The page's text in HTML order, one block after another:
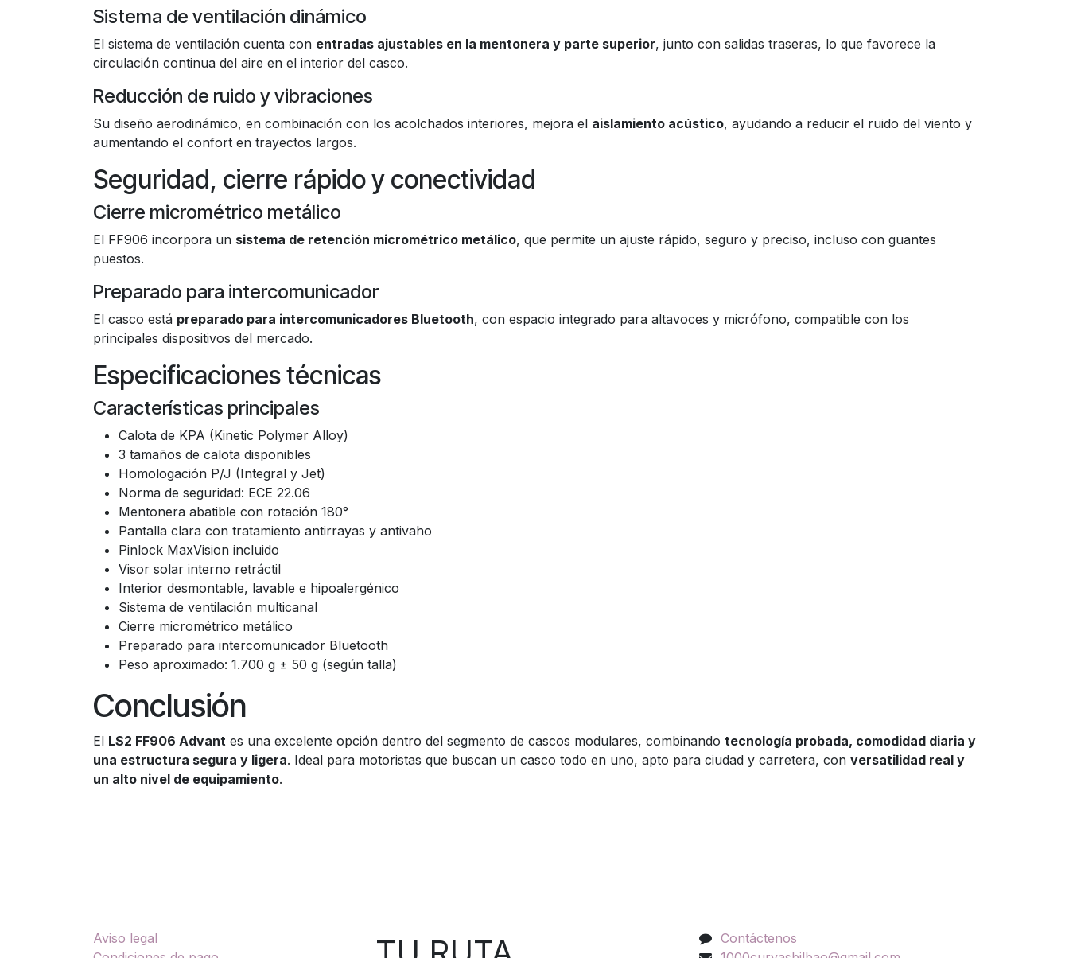
Sistema de ventilación dinámico
El sistema de ventilación cuenta con entradas ajustables en la mentonera y parte superior, junto con salidas traseras, lo que favorece la
circulación continua del aire en el interior del casco.
Reducción de ruido y vibraciones
Su diseño aerodinámico, en combinación con los acolchados interiores, mejora el aislamiento acústico, ayudando a reducir el ruido del viento y
aumentando el confort en trayectos largos.
Seguridad, cierre rápido y conectividad
Cierre micrométrico metálico
El FF906 incorpora un sistema de retención micrométrico metálico, que permite un ajuste rápido, seguro y preciso, incluso con guantes
puestos.
Preparado para intercomunicador
El casco está preparado para intercomunicadores Bluetooth, con espacio integrado para altavoces y micrófono, compatible con los
principales dispositivos del mercado.
Especificaciones técnicas
Características principales
Calota de KPA (Kinetic Polymer Alloy)
3 tamaños de calota disponibles
Homologación P/J (Integral y Jet)
Norma de seguridad: ECE 22.06
Mentonera abatible con rotación 180°
Pantalla clara con tratamiento antirrayas y antivaho
Pinlock MaxVision incluido
Visor solar interno retráctil
Interior desmontable, lavable e hipoalergénico
Sistema de ventilación multicanal
Cierre micrométrico metálico
Preparado para intercomunicador Bluetooth
Peso aproximado: 1.700 g ± 50 g (según talla)
Conclusión
El LS2 FF906 Advant es una excelente opción dentro del segmento de cascos modulares, combinando tecnología probada, comodidad diaria y
una estructura segura y ligera. Ideal para motoristas que buscan un casco todo en uno, apto para ciudad y carretera, con versatilidad real y
un alto nivel de equipamiento.
Aviso legal
Contáctenos